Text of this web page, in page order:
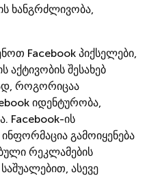
ხანგრძლივობა,
Facebook პიქსელები,
აქტივობის შესახებ
როგორიცაა
იდენტურობა,
Facebook-ის
გამოიყენება
რეკლამების
ასევე